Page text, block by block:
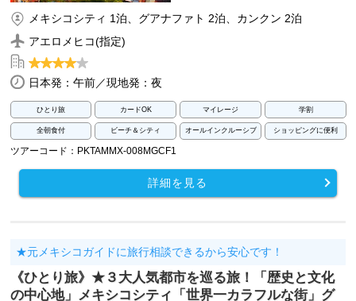
メキシコシティ 1泊、グアナファト 2泊、カンクン 2泊
アエロメヒコ(指定)
日本発：午前／現地発：夜
ひとり旅 カードOK マイレージ 学割
全朝食付 ビーチ＆シティ オールインクルーシブ ショッピングに便利
ツアーコード：PKTAMMX-008MGCF1
詳細を見る
★元メキシコガイドに旅行相談できるから安心です！
《ひとり旅》★３大人気都市を巡る旅！「歴史と文化
の中心地」メキシコシティ「世界一カラフルな街」グ